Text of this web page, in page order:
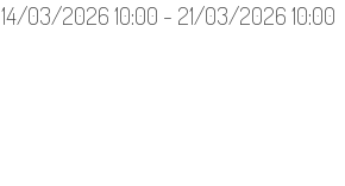
14/03/2026 10:00 - 21/03/2026 10:00